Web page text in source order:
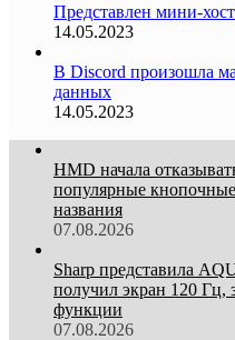
Представлен мини-
14.05.2023
В Discord произошла
данных
14.05.2023
HMD начала
популярные
названия
07.08.2026
Sharp представила
получил экран 120
функции
07.08.2026